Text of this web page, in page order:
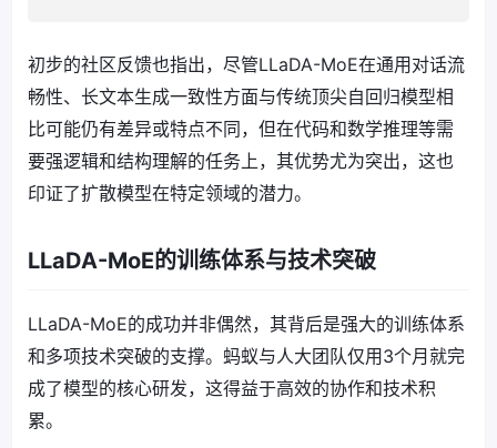
初步的社区反馈也指出，尽管LLaDA-MoE在通用对话流
畅性、长文本生成一致性方面与传统顶尖自回归模型相
比可能仍有差异或特点不同，但在代码和数学推理等需
要强逻辑和结构理解的任务上，其优势尤为突出，这也
印证了扩散模型在特定领域的潜力。
LLaDA-MoE的训练体系与技术突破
LLaDA-MoE的成功并非偶然，其背后是强大的训练体系
和多项技术突破的支撑。蚂蚁与人大团队仅用3个月就完
成了模型的核心研发，这得益于高效的协作和技术积
累。